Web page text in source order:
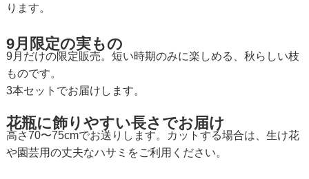
ります。
9月限定の実もの
9月だけの限定販売。短い時期のみに楽しめる、秋らしい枝
ものです。
3本セットでお届けします。
花瓶に飾りやすい長さでお届け
高さ70〜75cmでお送りします。カットする場合は、生け花
や園芸用の丈夫なハサミをご利用ください。